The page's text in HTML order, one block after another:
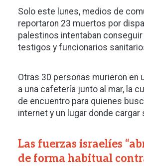
Solo este lunes, medios de
reportaron 23 muertos por
palestinos intentaban
testigos y funcionarios
Otras 30 personas murieron en
a una cafetería junto al mar, la
de encuentro para quienes
internet y un lugar donde
Las fuerzas israelíes
de forma habitual